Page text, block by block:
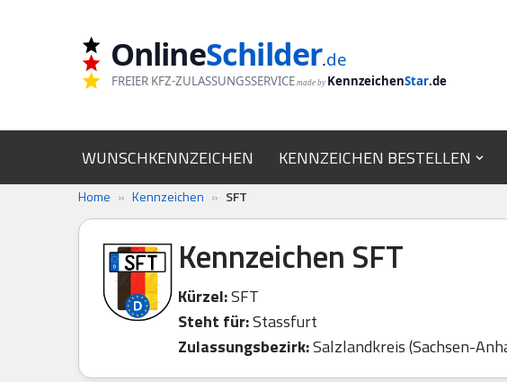
OnlineSchilder.de
FREIER KFZ-ZULASSUNGSSERVICE made by KennzeichenStar.de
WUNSCHKENNZEICHEN KENNZEICHEN BESTELLEN
Home » Kennzeichen » SFT
Kennzeichen SFT
Kürzel:SFT
Steht für:Stassfurt
Zulassungsbezirk:Salzlandkreis (Sachsen-